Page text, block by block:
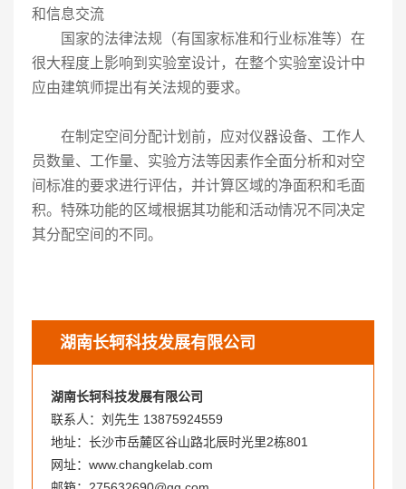
和信息交流
国家的法律法规（有国家标准和行业标准等）在
很大程度上影响到实验室设计，在整个实验室设计中
应由建筑师提出有关法规的要求。
在制定空间分配计划前，应对仪器设备、工作人
员数量、工作量、实验方法等因素作全面分析和对空
间标准的要求进行评估，并计算区域的净面积和毛面
积。特殊功能的区域根据其功能和活动情况不同决定
其分配空间的不同。
湖南长轲科技发展有限公司
湖南长轲科技发展有限公司
联系人：刘先生 13875924559
地址：长沙市岳麓区谷山路北辰时光里2栋801
网址：www.changkelab.com